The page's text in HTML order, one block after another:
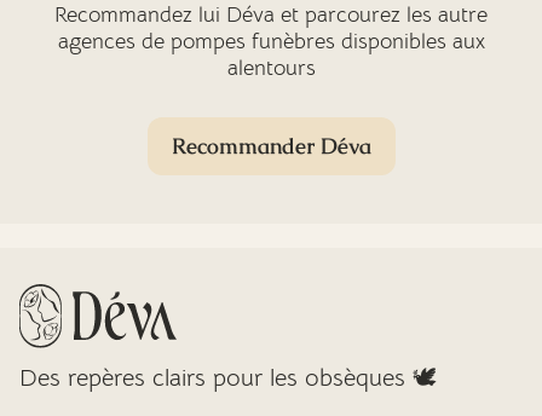
Recommandez lui Déva et parcourez les autre
agences de pompes funèbres disponibles aux
alentours
Recommander Déva
Des repères clairs pour les obsèques 🕊️